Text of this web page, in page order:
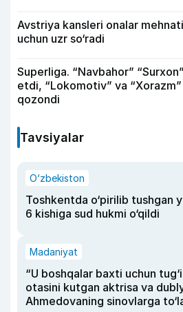
Avstriya kansleri onalar
uchun uzr so‘radi
Superliga. “Navbahor”
etdi, “Lokomotiv” va “Xorazm”
qozondi
Tavsiyalar
O‘zbekiston
Toshkentda o‘pirilib tushgan
6 kishiga sud hukmi o‘qildi
Madaniyat
“U boshqalar baxti uchun
otasini kutgan aktrisa va
Ahmedovaning sinovlarga